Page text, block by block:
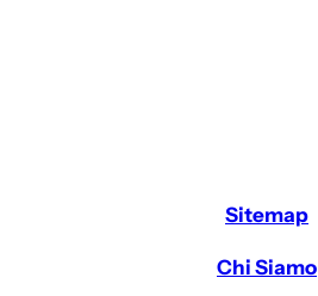
Sitemap
Chi Siamo